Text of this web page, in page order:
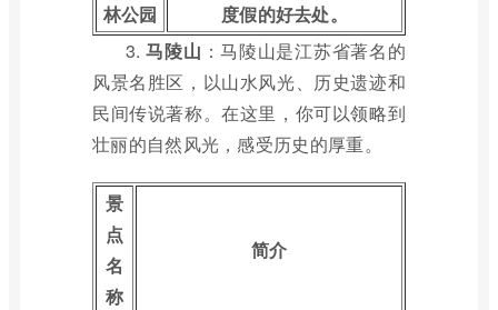
林公园
度假的好去处。
3.马陵山 ：马陵山是江苏省著名的
风景名胜区，以山水风光、历史遗迹和
民间传说著称。在这里，你可以领略到
壮丽的自然风光，感受历史的厚重。
景
点
名
称
简介